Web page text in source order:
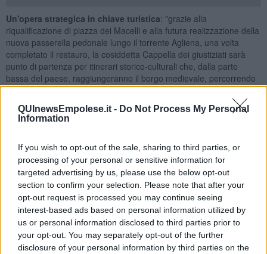
QUInewsEmpolese.it - Do Not Process My Personal
Information
If you wish to opt-out of the sale, sharing to third parties, or
processing of your personal or sensitive information for
targeted advertising by us, please use the below opt-out
section to confirm your selection. Please note that after your
opt-out request is processed you may continue seeing
interest-based ads based on personal information utilized by
us or personal information disclosed to third parties prior to
your opt-out. You may separately opt-out of the further
disclosure of your personal information by third parties on the
Un'opera strategica in chiave turistica: "grazie alla
riqualificazione di piazza dei Macelli e alla futura realizzazione della
nuova passerella pedonale lungo il torrente Agliena, una volta
completato il restauro, la cosiddetta Cappella dei giustiziati sarà
punto di partenza per itinerari storico-culturali che, dalla parte
bassa del paese, raggiungeranno il borgo medievale, percorrendo
il tracciato panoramico di Costa vecchia, recentemente inaugurato
I resti della struttura contenevano il tabernacolo affrescato da
specialista distrappare gli affreschi danneggiati dall'umidità
volta fissati i 'disegni' su supporti plastici, il tabernacolo venne
ricomposto nella chiesa di San Tommaso e Prospero, a Certaldo
Alto, dove si trova ancora oggi.